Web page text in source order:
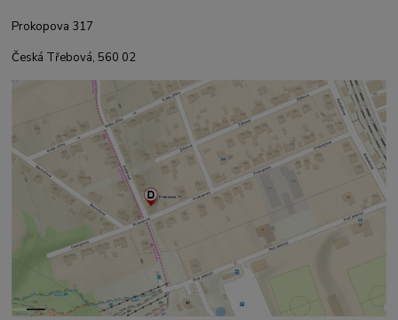
Prokopova 317
Česká Třebová, 560 02